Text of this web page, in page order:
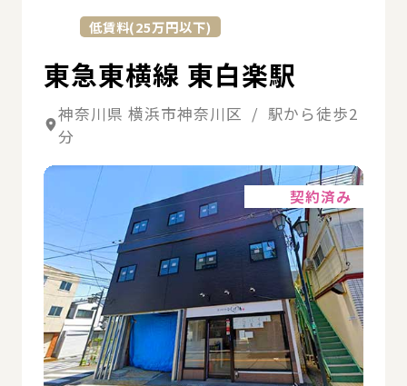
低賃料(25万円以下)
東急東横線 東白楽駅
神奈川県 横浜市神奈川区 / 駅から徒歩2
分
契約済み